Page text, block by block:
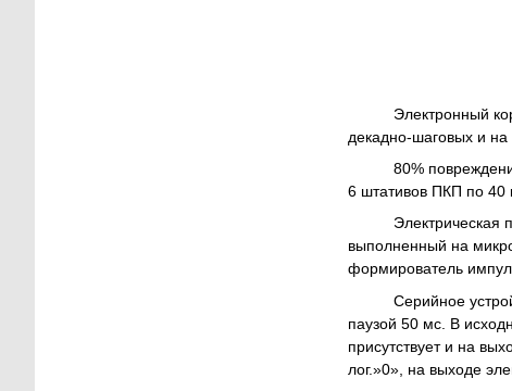
Электронный
декадно-шаговых и
80%
6 штативов ПКП по 40
Электрическая
выполненный на
формирователь
Серийное
паузой 50 мс. В
присутствует и на
лог.»0», на выходе